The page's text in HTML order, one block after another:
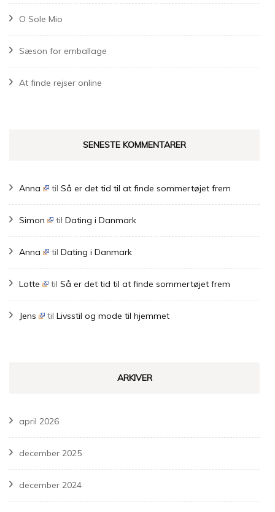
O Sole Mio
Sæson for emballage
At finde rejser online
SENESTE KOMMENTARER
Anna tilSå er det tid til at finde sommertøjet frem
Simon tilDating i Danmark
Anna tilDating i Danmark
Lotte tilSå er det tid til at finde sommertøjet frem
Jens tilLivsstil og mode til hjemmet
ARKIVER
april 2026
december 2025
december 2024